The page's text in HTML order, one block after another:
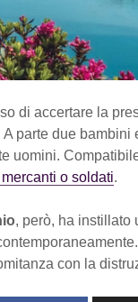
di accertare la
parte due
uomini.
o soldati.
, però, ha instillato
con la